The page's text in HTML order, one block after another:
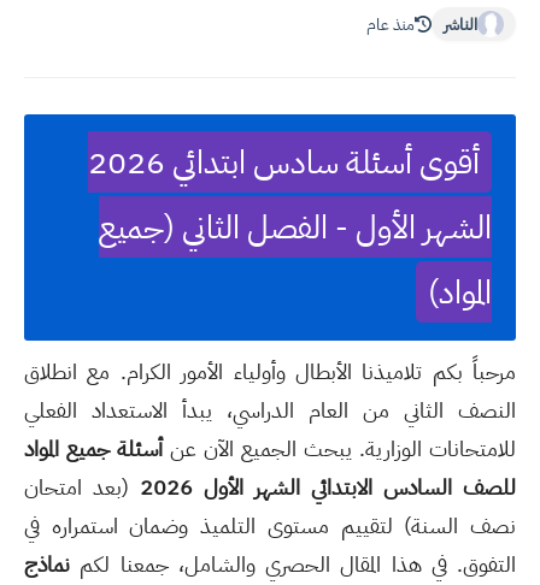
الناشر منذ عام
أقوى أسئلة سادس ابتدائي 2026
الشهر الأول - الفصل الثاني (جميع
المواد)
مرحباً بكم تلاميذنا الأبطال وأولياء الأمور الكرام. مع انطلاق
النصف الثاني من العام الدراسي، يبدأ الاستعداد الفعلي
للامتحانات الوزارية. يبحث الجميع الآن عنأسئلة جميع المواد
للصف السادس الابتدائي الشهر الأول 2026
(بعد امتحان
نصف السنة) لتقييم مستوى التلميذ وضمان استمراره في
التفوق. في هذا المقال الحصري والشامل، جمعنا لكم نماذج